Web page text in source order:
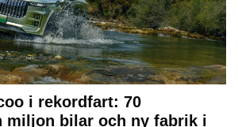
i rekordfart: 70
miljon bilar och ny fabrik i